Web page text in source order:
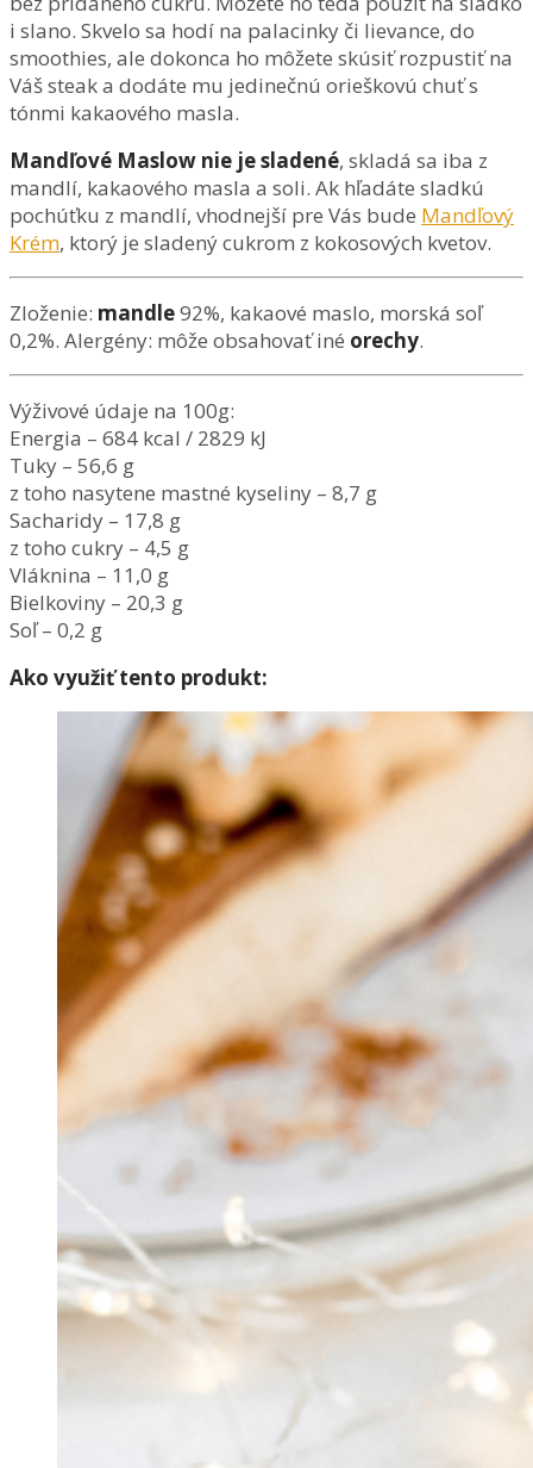
i slano. Skvelo sa hodí na palacinky či lievance, do
smoothies, ale dokonca ho môžete skúsiť rozpustiť na
Váš steak a dodáte mu jedinečnú orieškovú chuť s
tónmi kakaového masla.
Mandľové Maslow nie je sladené, skladá sa iba z
mandlí, kakaového masla a soli. Ak hľadáte sladkú
pochúťku z mandlí, vhodnejší pre Vás bude Mandľový
Krém, ktorý je sladený cukrom z kokosových kvetov.
Zloženie: mandle92%, kakaové maslo, morská soľ
0,2%. Alergény: môže obsahovať iné orechy.
Výživové údaje na 100g:
Energia – 684 kcal / 2829 kJ
Tuky – 56,6 g
z toho nasytene mastné kyseliny – 8,7 g
Sacharidy – 17,8 g
z toho cukry – 4,5 g
Vláknina – 11,0 g
Bielkoviny – 20,3 g
Soľ – 0,2 g
Ako využiť tento produkt: